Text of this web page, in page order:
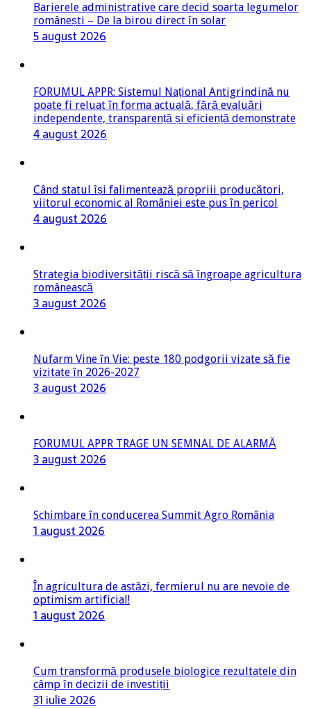
Barierele administrative care decid soarta legumelor
românești – De la birou direct în solar
5 august 2026
FORUMUL APPR: Sistemul Național Antigrindină nu
poate fi reluat în forma actuală, fără evaluări
independente, transparență și eficiență demonstrate
4 august 2026
Când statul își falimentează propriii producători,
viitorul economic al României este pus în pericol
4 august 2026
Strategia biodiversității riscă să îngroape agricultura
românească
3 august 2026
Nufarm Vine în Vie: peste 180 podgorii vizate să fie
vizitate în 2026-2027
3 august 2026
FORUMUL APPR TRAGE UN SEMNAL DE ALARMĂ
3 august 2026
Schimbare în conducerea Summit Agro România
1 august 2026
În agricultura de astăzi, fermierul nu are nevoie de
optimism artificial!
1 august 2026
Cum transformă produsele biologice rezultatele din
câmp în decizii de investiții
31 iulie 2026